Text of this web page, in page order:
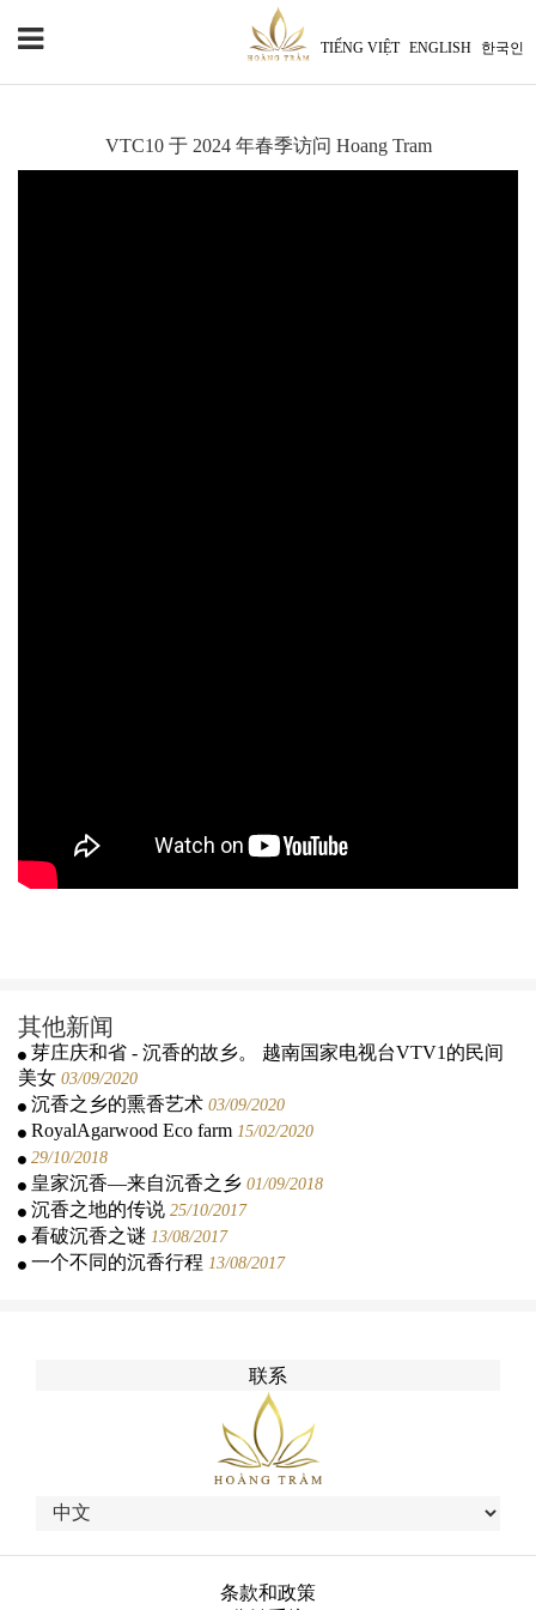
TIẾNG VIỆT ENGLISH 한국인
VTC10 于 2024 年春季访问 Hoang Tram
其他新闻
芽庄庆和省 - 沉香的故乡。 越南国家电视台VTV1的民间
美女 03/09/2020
沉香之乡的熏香艺术 03/09/2020
RoyalAgarwood Eco farm 15/02/2020
29/10/2018
皇家沉香—来自沉香之乡 01/09/2018
沉香之地的传说 25/10/2017
看破沉香之谜 13/08/2017
一个不同的沉香行程 13/08/2017
联系
条款和政策